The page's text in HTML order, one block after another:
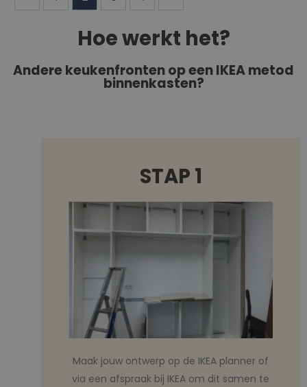
Hoe werkt het?
Andere keukenfronten op een IKEA metod
binnenkasten?
STAP 1
Maak jouw ontwerp op de IKEA planner of
via een afspraak bij IKEA om dit samen te